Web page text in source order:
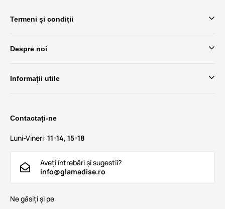
Termeni și condiții
Despre noi
Informații utile
Contactați-ne
Luni-Vineri: 11-14, 15-18
Aveți întrebări și sugestii?
info@glamadise.ro
Ne găsiți și pe